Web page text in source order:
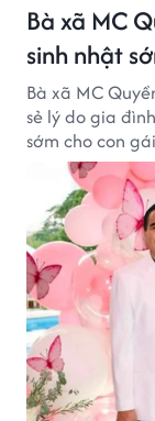
Bà xã MC
sinh nhật
Bà xã MC
sẻ lý do gia
sớm cho con
người hâm mộ.